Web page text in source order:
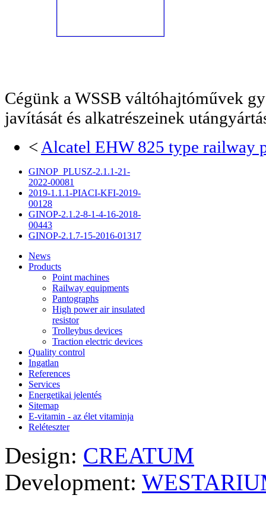
Cégünk a WSSB váltóhajtóművek
javítását és alkatrészeinek
< Alcatel EHW 825 type railway
GINOP_PLUSZ-2.1.1-21-
2022-00081
2019-1.1.1-PIACI-KFI-2019-
00128
GINOP-2.1.2-8-1-4-16-2018-
00443
GINOP-2.1.7-15-2016-01317
News
Products
Point machines
Railway equipments
Pantographs
High power air insulated
resistor
Trolleybus devices
Traction electric devices
Quality control
Ingatlan
References
Services
Energetikai jelentés
Sitemap
E-vitamin - az élet vitaminja
Reléteszter
Design: CREATUM
Development: